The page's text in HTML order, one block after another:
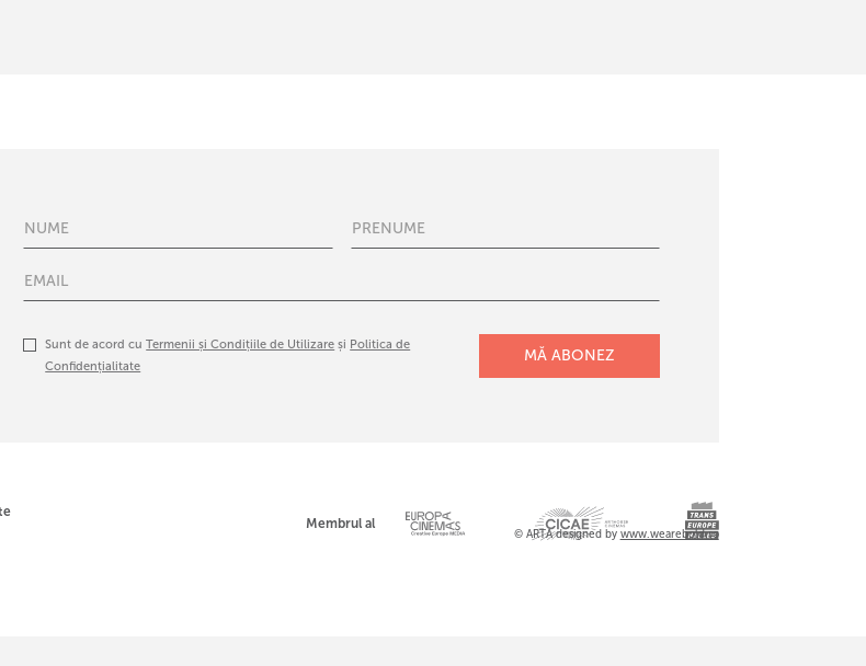
Sunt de acord cuTermenii și Condițiile de Utilizare și Politica de
Confidențialitate
Membrul al
© ARTA designed by www.wearebold.ro